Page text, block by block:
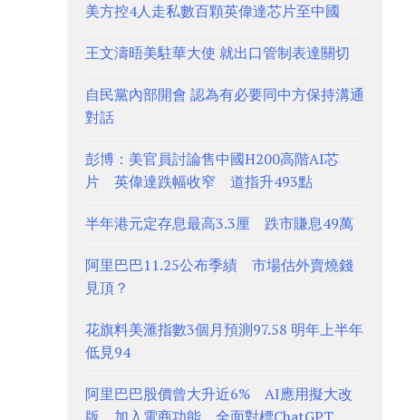
美方控4人走私數百顆英偉達芯片至中國
王文濤晤美駐華大使 就出口管制表達關切
自民黨內部開會 認為有必要同中方保持溝通
對話
彭博：美官員討論售中國H200高階AI芯
片 英偉達跌幅收窄 道指升493點
半年港元定存息最高3.3厘 跌市賺息49萬
阿里巴巴11.25公布季績 市場估外賣燒錢
見頂？
花旗料美滙指數3個月預測97.58 明年上半年
低見94
阿里巴巴股價曾大升近6% AI應用擬大改